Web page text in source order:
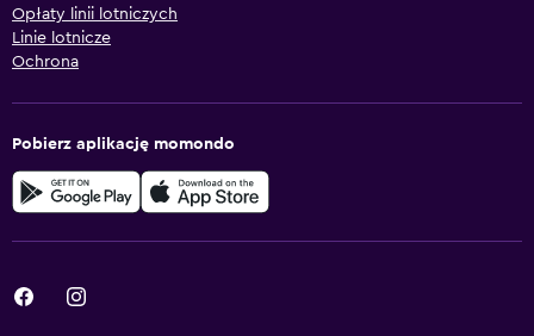
Opłaty linii lotniczych
Linie lotnicze
Ochrona
Pobierz aplikację momondo